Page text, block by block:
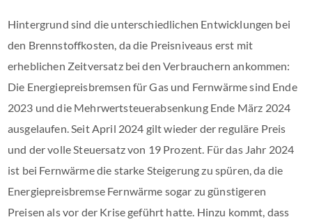
Hintergrund sind die unterschiedlichen Entwicklungen bei
den Brennstoffkosten, da die Preisniveaus erst mit
erheblichen Zeitversatz bei den Verbrauchern ankommen:
Die Energiepreisbremsen für Gas und Fernwärme sind Ende
2023 und die Mehrwertsteuerabsenkung Ende März 2024
ausgelaufen. Seit April 2024 gilt wieder der reguläre Preis
und der volle Steuersatz von 19 Prozent. Für das Jahr 2024
ist bei Fernwärme die starke Steigerung zu spüren, da die
Energiepreisbremse Fernwärme sogar zu günstigeren
Preisen als vor der Krise geführt hatte. Hinzu kommt, dass